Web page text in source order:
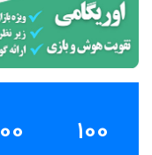
100